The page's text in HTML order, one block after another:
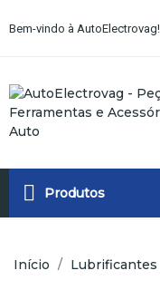
Bem-vindo à AutoElectrovag!
Produtos
Início Lubrificantes